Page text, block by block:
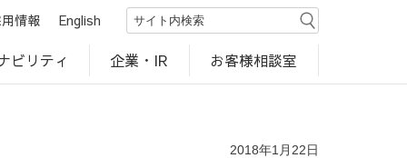
情報 English
ビリティ 企業・IR お客様相談室
2018年1月22日